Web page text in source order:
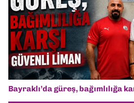
Bayraklı’da güreş, bağımlılığa